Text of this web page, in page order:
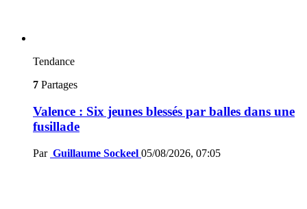
Tendance
7 Partages
Valence : Six jeunes blessés par balles dans une
fusillade
Par Guillaume Sockeel 05/08/2026, 07:05